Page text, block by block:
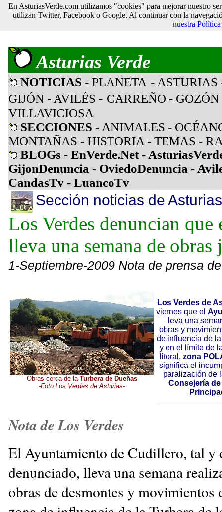
Asturias Verde
NOTICIAS - PLANETA - ASTURIAS
GIJÓN - AVILÉS - CARREÑO - GOZÓN
VILLAVICIOSA
SECCIONES - ANIMALES -
MONTAÑAS - HISTORIA - TEMAS -
BLOGs - EnVerde.Net-
GijonDenuncia - OviedoDenuncia -
CandasTv - LuancoTv
Sección noticias de Asturias
Los Verdes denuncian
lleva una semana de
1-Septiembre-2009 Nota de prensa
Obras cerca de la Turbera de Dueñas
-Foto Los Verdes de Asturias-
Los Verdes de
viernes que el
lleva una
obras y
de influencia de
y en el límite de
litoral, zona
significa el
paralización de
Consejería
Nota de Los Verdes
El Ayuntamiento de Cudillero, tal y
denunciado, lleva una semana
obras de desmontes y movimientos
En AsturiasVerde.com utilizamos "cookies" para mejorar nuestro
utilizan Twitter, Facebook o Google. Al continuar con la
nuestra